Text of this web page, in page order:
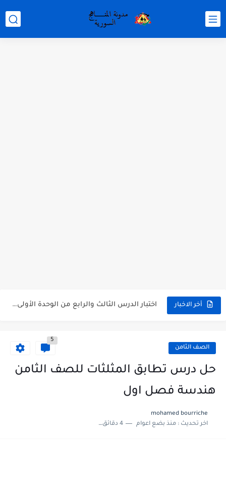
أخر الاخبار اختبار الدرس الثالث والرابع من الوحدة الأولى مع الحل في...
سلم تصحيح مادة اللغة العربية لشهادة التعليم الاساسي والاعدادية الشرعية...
حل أسئلة الكيمياء بكالوريا علمي دورة 2026
الصف الثامن
5
حل درس تطابق المثلثات للصف الثامن
هندسة فصل اول
mohamed bourriche
اخر تحديث :منذ بضع اعوام 4 دقائق للقراءة